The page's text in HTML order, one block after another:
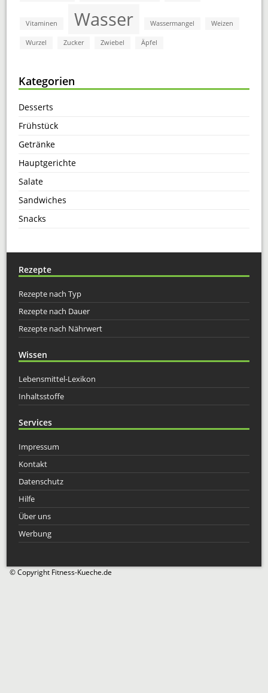
Vitaminen Wasser Wassermangel Weizen
Wurzel Zucker Zwiebel Äpfel
Kategorien
Desserts
Frühstück
Getränke
Hauptgerichte
Salate
Sandwiches
Snacks
Rezepte
Rezepte nach Typ
Rezepte nach Dauer
Rezepte nach Nährwert
Wissen
Lebensmittel-Lexikon
Inhaltsstoffe
Services
Impressum
Kontakt
Datenschutz
Hilfe
Über uns
Werbung
© Copyright Fitness-Kueche.de